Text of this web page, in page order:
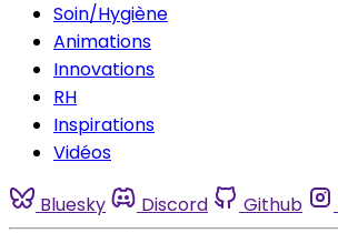
Soin/Hygiène
Animations
Innovations
RH
Inspirations
Vidéos
Bluesky Discord Github